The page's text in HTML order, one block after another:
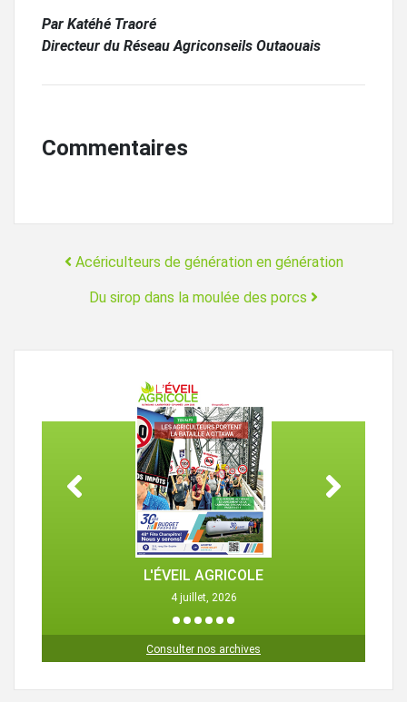
Par Katéhé Traoré
Directeur du Réseau Agriconseils Outaouais
Commentaires
Navigation
Acériculteurs de génération en génération
Du sirop dans la moulée des porcs
L'ÉVEIL AGRICOLE
4 juillet, 2026
1 2 3 4 5
Consulter nos archives